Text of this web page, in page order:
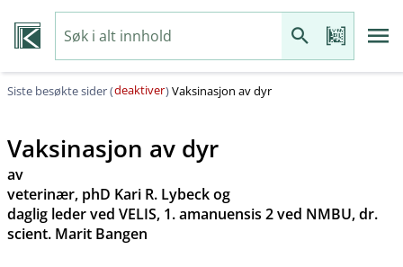
Siste besøkte sider (deaktiver)Vaksinasjon av dyr
Vaksinasjon av dyr
av
veterinær, phD Kari R. Lybeck og
daglig leder ved VELIS, 1. amanuensis 2 ved NMBU, dr.
scient. Marit Bangen